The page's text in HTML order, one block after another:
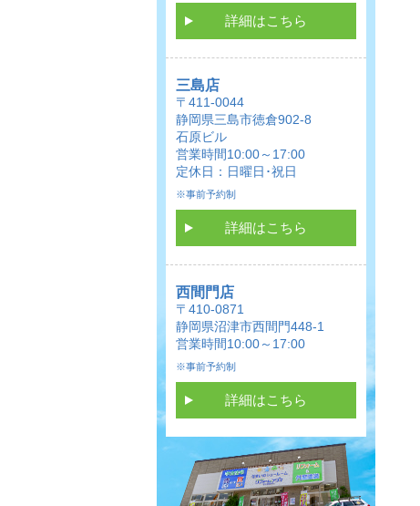
詳細はこちら
三島店
〒411-0044
静岡県三島市徳倉902-8
石原ビル
営業時間10:00～17:00
定休日：日曜日･祝日
※事前予約制
詳細はこちら
西間門店
〒410-0871
静岡県沼津市西間門448-1
営業時間10:00～17:00
※事前予約制
詳細はこちら